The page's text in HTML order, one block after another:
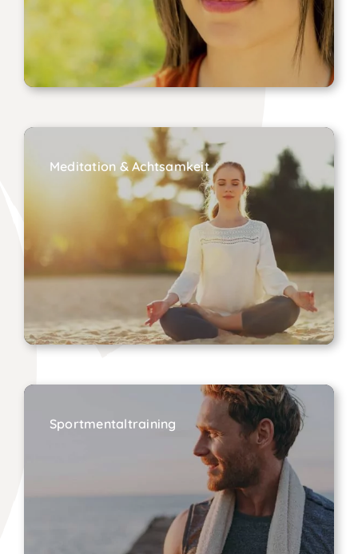
Meditation & Achtsamkeit
Sportmentaltraining